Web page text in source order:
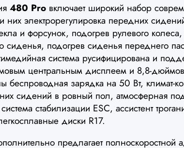
480 Pro включает широкий набор
них электрорегулировка передних
и форсунок, подогрев рулевого
сиденья, подогрев сиденья переднего
система русифицирована и
центральным дисплеем и 8,8-
беспроводная зарядка на 50 Вт, климат-
сидений в ровный пол, атмосферная
стабилизации ESC, ассистент
диски R17.
предлагает полноскоростной